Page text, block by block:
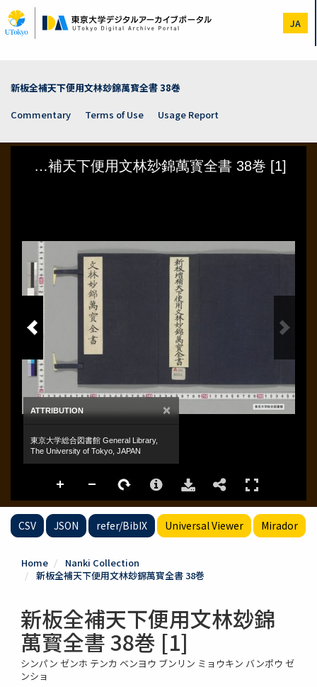
to
main
JA
新板全補天下便用文林玅錦萬寳全書 38巻
Commentary
Terms of Use Usage Report
CSV JSON refer/BibIX Universal Viewer Mirador
Home
Nanki Collection
新板全補天下便用文林玅錦萬寳全書 38巻
新板全補天下便用文林玅錦
萬寳全書 38巻 [1]
シンパン ゼンホ テンカ ベンヨウ ブンリン ミョウキン バンポウ ゼ
ンショ